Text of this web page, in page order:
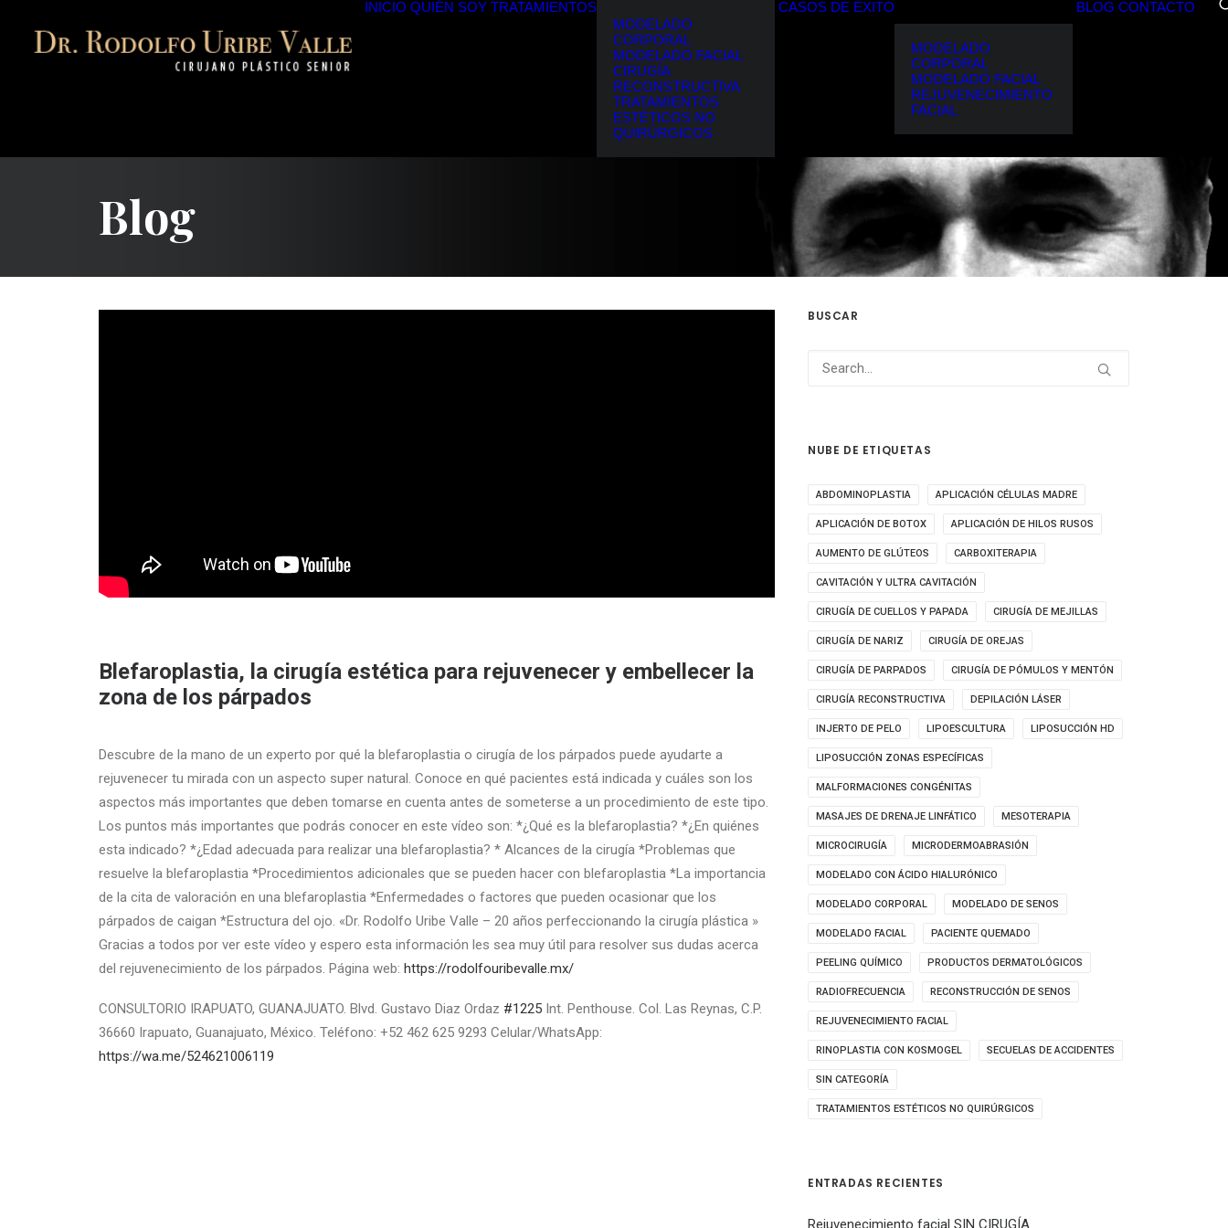
INICIO QUIÉN SOY TRATAMIENTOS
MODELADO
CORPORAL
MODELADO FACIAL
CIRUGÍA
RECONSTRUCTIVA
TRATAMIENTOS
ESTÉTICOS NO
QUIRÚRGICOS
CASOS DE ÉXITO
MODELADO
CORPORAL
MODELADO FACIAL
REJUVENECIMIENTO
FACIAL
BLOG CONTACTO
Blog
Blefaroplastia, la cirugía estética para rejuvenecer y embellecer la
zona de los párpados
Descubre de la mano de un experto por qué la blefaroplastia o cirugía de los párpados puede ayudarte a
rejuvenecer tu mirada con un aspecto super natural. Conoce en qué pacientes está indicada y cuáles son los
aspectos más importantes que deben tomarse en cuenta antes de someterse a un procedimiento de este tipo.
Los puntos más importantes que podrás conocer en este vídeo son: *¿Qué es la blefaroplastia? *¿En quiénes
esta indicado? *¿Edad adecuada para realizar una blefaroplastia? * Alcances de la cirugía *Problemas que
resuelve la blefaroplastia *Procedimientos adicionales que se pueden hacer con blefaroplastia *La importancia
de la cita de valoración en una blefaroplastia *Enfermedades o factores que pueden ocasionar que los
párpados de caigan *Estructura del ojo. «Dr. Rodolfo Uribe Valle – 20 años perfeccionando la cirugía plástica »
Gracias a todos por ver este vídeo y espero esta información les sea muy útil para resolver sus dudas acerca
del rejuvenecimiento de los párpados. Página web: https://rodolfouribevalle.mx/
CONSULTORIO IRAPUATO, GUANAJUATO. Blvd. Gustavo Diaz Ordaz #1225 Int. Penthouse. Col. Las Reynas, C.P.
36660 Irapuato, Guanajuato, México. Teléfono: +52 462 625 9293 Celular/WhatsApp:
https://wa.me/524621006119
BUSCAR
NUBE DE ETIQUETAS
ABDOMINOPLASTIA APLICACIÓN CÉLULAS MADRE
APLICACIÓN DE BOTOX APLICACIÓN DE HILOS RUSOS
AUMENTO DE GLÚTEOS CARBOXITERAPIA
CAVITACIÓN Y ULTRA CAVITACIÓN
CIRUGÍA DE CUELLOS Y PAPADA CIRUGÍA DE MEJILLAS
CIRUGÍA DE NARIZ CIRUGÍA DE OREJAS
CIRUGÍA DE PARPADOS CIRUGÍA DE PÓMULOS Y MENTÓN
CIRUGÍA RECONSTRUCTIVA DEPILACIÓN LÁSER
INJERTO DE PELO LIPOESCULTURA LIPOSUCCIÓN HD
LIPOSUCCIÓN ZONAS ESPECÍFICAS
MALFORMACIONES CONGÉNITAS
MASAJES DE DRENAJE LINFÁTICO MESOTERAPIA
MICROCIRUGÍA MICRODERMOABRASIÓN
MODELADO CON ÁCIDO HIALURÓNICO
MODELADO CORPORAL MODELADO DE SENOS
MODELADO FACIAL PACIENTE QUEMADO
PEELING QUÍMICO PRODUCTOS DERMATOLÓGICOS
RADIOFRECUENCIA RECONSTRUCCIÓN DE SENOS
REJUVENECIMIENTO FACIAL
RINOPLASTIA CON KOSMOGEL SECUELAS DE ACCIDENTES
SIN CATEGORÍA
TRATAMIENTOS ESTÉTICOS NO QUIRÚRGICOS
ENTRADAS RECIENTES
Rejuvenecimiento facial SIN CIRUGÍA